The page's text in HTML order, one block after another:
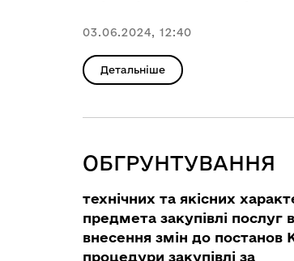
03.06.2024, 12:40
Детальніше
ОБГРУНТУВАННЯ
технічних та якісних
предмета закупівлі послуг
внесення змін до постанов
процедури закупівлі за